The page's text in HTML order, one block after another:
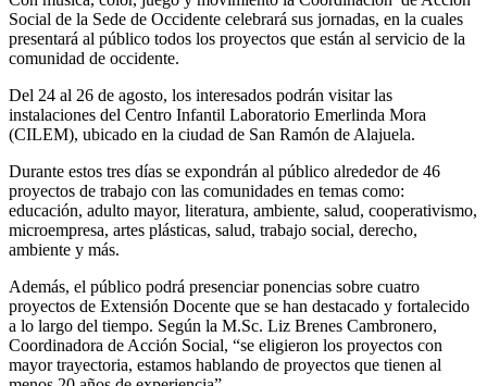
Social de la Sede de Occidente celebrará sus jornadas, en la cuales
presentará al público todos los proyectos que están al servicio de la
comunidad de occidente.
Del 24 al 26 de agosto, los interesados podrán visitar las
instalaciones del Centro Infantil Laboratorio Emerlinda Mora
(CILEM), ubicado en la ciudad de San Ramón de Alajuela.
Durante estos tres días se expondrán al público alrededor de 46
proyectos de trabajo con las comunidades en temas como:
educación, adulto mayor, literatura, ambiente, salud, cooperativismo,
microempresa, artes plásticas, salud, trabajo social, derecho,
ambiente y más.
Además, el público podrá presenciar ponencias sobre cuatro
proyectos de Extensión Docente que se han destacado y fortalecido
a lo largo del tiempo. Según la M.Sc. Liz Brenes Cambronero,
Coordinadora de Acción Social, “se eligieron los proyectos con
mayor trayectoria, estamos hablando de proyectos que tienen al